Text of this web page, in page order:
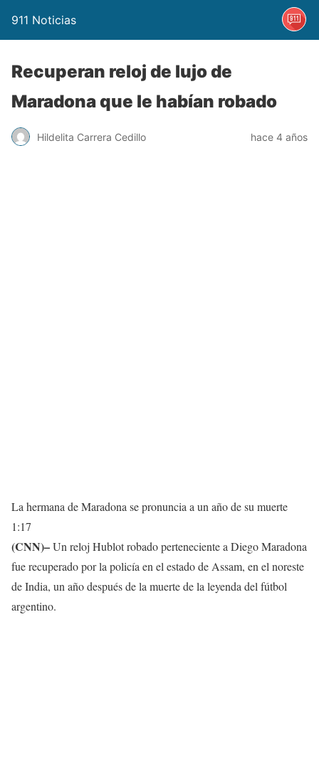
911 Noticias
Recuperan reloj de lujo de
Maradona que le habían robado
Hildelita Carrera Cedillo hace 4 años
La hermana de Maradona se pronuncia a un año de su muerte
1:17
(CNN)–Un reloj Hublot robado perteneciente a Diego Maradona
fue recuperado por la policía en el estado de Assam, en el noreste
de India, un año después de la muerte de la leyenda del fútbol
argentino.